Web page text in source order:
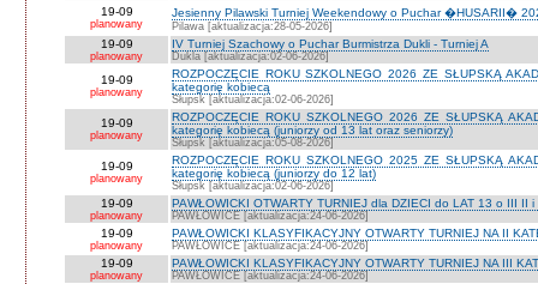
19-09
planowany
Jesienny Pilawski Turniej Weekendowy o Puchar �HUSARII�
Pilawa [aktualizacja:28-05-2026]
19-09
planowany
IV Turniej Szachowy o Puchar Burmistrza Dukli - Turniej A
Dukla [aktualizacja:02-06-2026]
19-09
planowany
ROZPOCZĘCIE ROKU SZKOLNEGO 2026 ZE SŁUPSKĄ
kategorię kobiecą
Słupsk [aktualizacja:02-06-2026]
19-09
planowany
ROZPOCZĘCIE ROKU SZKOLNEGO 2026 ZE SŁUPSKĄ
kategorię kobiecą (juniorzy od 13 lat oraz seniorzy)
Słupsk [aktualizacja:05-08-2026]
19-09
planowany
ROZPOCZĘCIE ROKU SZKOLNEGO 2025 ZE SŁUPSKĄ
kategorię kobiecą (juniorzy do 12 lat)
Słupsk [aktualizacja:02-06-2026]
19-09
planowany
PAWŁOWICKI OTWARTY TURNIEJ dla DZIECI do LAT 13 o III II
PAWŁOWICE [aktualizacja:24-06-2026]
19-09
planowany
PAWŁOWICKI KLASYFIKACYJNY OTWARTY TURNIEJ NA II
PAWŁOWICE [aktualizacja:24-06-2026]
19-09
planowany
PAWŁOWICKI KLASYFIKACYJNY OTWARTY TURNIEJ NA III
PAWŁOWICE [aktualizacja:24-06-2026]